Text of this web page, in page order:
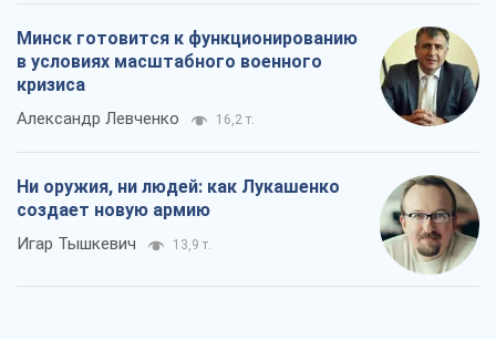
Минск готовится к функционированию
в условиях масштабного военного
кризиса
Александр Левченко 16,2 т.
Ни оружия, ни людей: как Лукашенко
создает новую армию
Игар Тышкевич 13,9 т.